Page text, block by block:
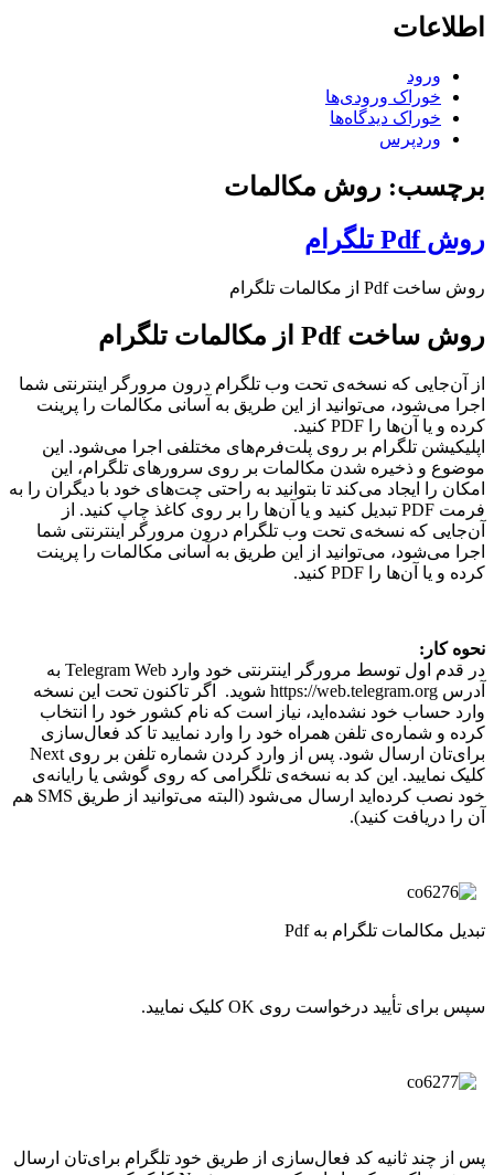
اطلاعات
ورود
خوراک ورودی‌ها
خوراک دیدگاه‌ها
وردپرس
برچسب: روش مکالمات
روش Pdf تلگرام
روش ساخت Pdf از مکالمات تلگرام
روش ساخت Pdf از مکالمات تلگرام
از آن‌جایی که نسخه‌ی تحت وب تلگرام درون مرورگر اینترنتی شما
اجرا می‌شود، می‌توانید از این طریق به آسانی مکالمات را پرینت
کرده و یا آن‌ها را PDF کنید.
اپلیکیشن تلگرام بر روی پلت‌فرم‌های مختلفی اجرا می‌شود. این
موضوع و ذخیره شدن مکالمات بر روی سرورهای تلگرام، این
امکان را ایجاد می‌کند تا بتوانید به راحتی چت‌های خود با دیگران را به
فرمت PDF تبدیل کنید و یا آن‌ها را بر روی کاغذ چاپ کنید. از
آن‌جایی که نسخه‌ی تحت وب تلگرام درون مرورگر اینترنتی شما
اجرا می‌شود، می‌توانید از این طریق به آسانی مکالمات را پرینت
کرده و یا آن‌ها را PDF کنید.
نحوه کار:
در قدم اول توسط مرورگر اینترنتی خود وارد Telegram Web به
آدرس https://web.telegram.org شوید. اگر تاکنون تحت این نسخه
وارد حساب خود نشده‌اید، نیاز است که نام کشور خود را انتخاب
کرده و شماره‌ی تلفن همراه خود را وارد نمایید تا کد فعال‌سازی
برای‌تان ارسال شود. پس از وارد کردن شماره تلفن بر روی Next
کلیک نمایید. این کد به نسخه‌ی تلگرامی که روی گوشی یا رایانه‌ی
خود نصب کرده‌اید ارسال می‌شود (البته می‌توانید از طریق SMS هم
آن‌ را دریافت کنید).
تبدیل مکالمات تلگرام به Pdf
سپس برای تأیید درخواست روی OK کلیک نمایید.
پس از چند ثانیه کد فعال‌سازی از طریق خود تلگرام برای‌تان ارسال